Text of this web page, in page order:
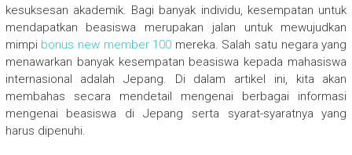
kesuksesan akademik. Bagi banyak individu, kesempatan untuk
mendapatkan beasiswa merupakan jalan untuk mewujudkan
mimpi bonus new member 100 mereka. Salah satu negara yang
menawarkan banyak kesempatan beasiswa kepada mahasiswa
internasional adalah Jepang. Di dalam artikel ini, kita akan
membahas secara mendetail mengenai berbagai informasi
mengenai beasiswa di Jepang serta syarat-syaratnya yang
harus dipenuhi.